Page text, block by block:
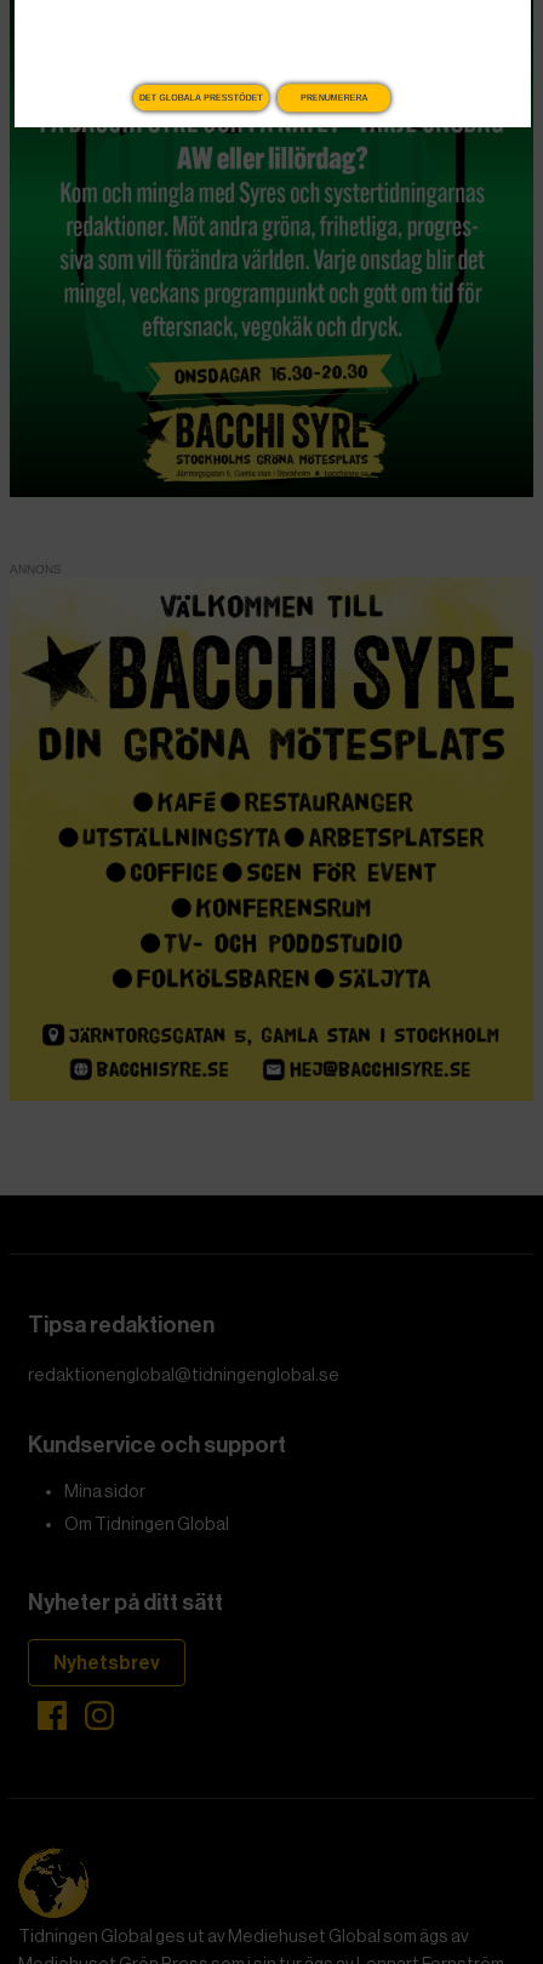
ANNONS
Tipsa redaktionen
redaktionenglobal@tidningenglobal.se
Kundservice och support
Mina sidor
Om Tidningen Global
Nyheter på ditt sätt
Nyhetsbrev
Tidningen Global ges ut av Mediehuset Global som ägs av
DET GLOBALA PRESSTÖDET PRENUMERERA